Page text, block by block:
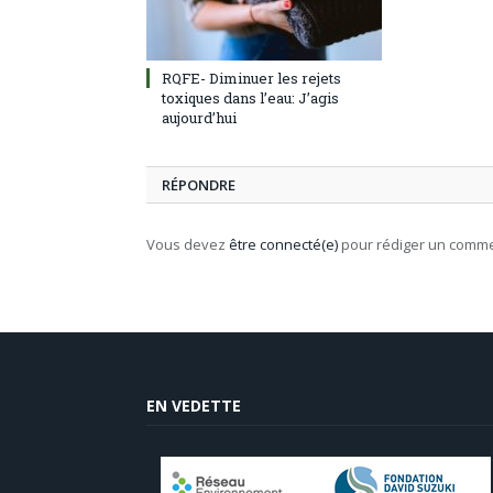
RQFE- Diminuer les rejets
toxiques dans l’eau: J’agis
aujourd’hui
RÉPONDRE
Vous devez être connecté(e) pour rédiger un
EN VEDETTE